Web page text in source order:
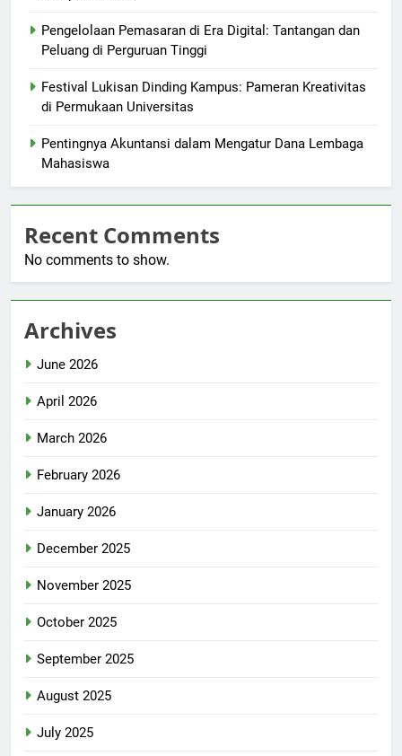
Pengelolaan Pemasaran di Era Digital: Tantangan dan
Peluang di Perguruan Tinggi
Festival Lukisan Dinding Kampus: Pameran Kreativitas
di Permukaan Universitas
Pentingnya Akuntansi dalam Mengatur Dana Lembaga
Mahasiswa
Recent Comments
No comments to show.
Archives
June 2026
April 2026
March 2026
February 2026
January 2026
December 2025
November 2025
October 2025
September 2025
August 2025
July 2025